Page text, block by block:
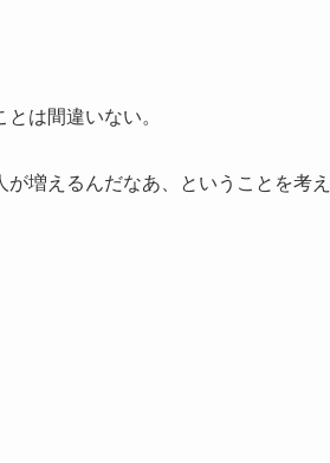
は間違いない。
増えるんだなあ、ということを考え